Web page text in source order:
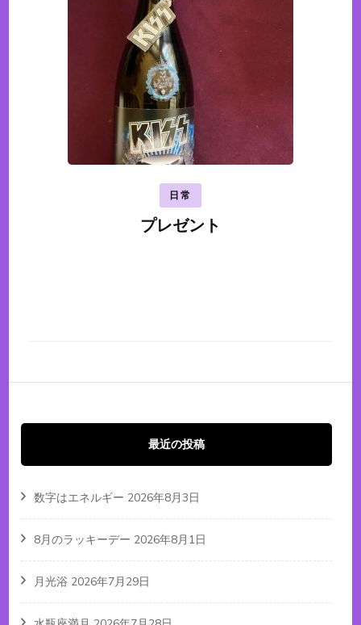
日常
プレゼント
最近の投稿
数字はエネルギー 2026年8月3日
8月のラッキーデー 2026年8月1日
月光浴 2026年7月29日